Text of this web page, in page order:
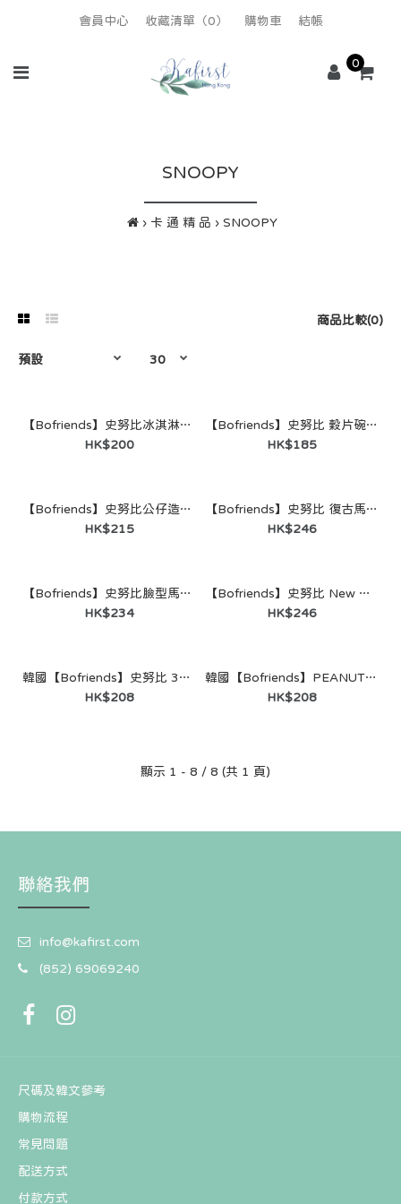
會員中心 收藏清單（0） 購物車 結帳
0
SNOOPY
卡 通 精 品 SNOOPY
商品比較(0)
【Bofriends】史努比冰淇淋造型隨行杯｜正版授權
【Bofriends】史努比冰淇淋造型隨行杯｜正版授權
HK$200
【Bofriends】史努比 穀片碗湯匙套裝｜正版授權
HK$185
【Bofriends】史努比公仔造型圓頂隨行杯｜正版授權
HK$215
【Bofriends】史努比 復古馬克杯 New Color 套裝（黃色）｜正版授權
HK$246
【Bofriends】史努比臉型馬克杯＋廚師帽造型杯蓋套裝｜正版授權
HK$234
【Bofriends】史努比 New Color 復古餐具套裝｜馬克杯300ml×2＋圓形餐盤×1＋湯匙×1｜正版授權
HK$246
韓國【Bofriends】史努比 380ml 一鍵開啟不鏽鋼隨行杯｜正版授權
HK$208
韓國【Bofriends】PEANUTS 75週年 Heroes 一鍵開啟不鏽鋼隨行杯｜正版授權
HK$208
顯示 1 - 8 / 8 (共 1 頁)
聯絡我們
info@kafirst.com
(852) 69069240
尺碼及韓文參考
購物流程
常見問題
配送方式
付款方式